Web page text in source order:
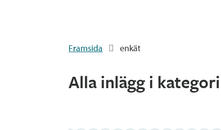
Framsida enkät
Alla inlägg i